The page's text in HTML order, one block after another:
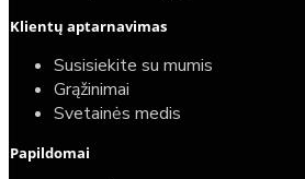
Klientų aptarnavimas
Susisiekite su mumis
Grąžinimai
Svetainės medis
Papildomai